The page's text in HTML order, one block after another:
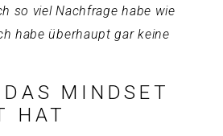
so viel Nachfrage habe wie
habe überhaupt gar keine
MINDSET
HAT